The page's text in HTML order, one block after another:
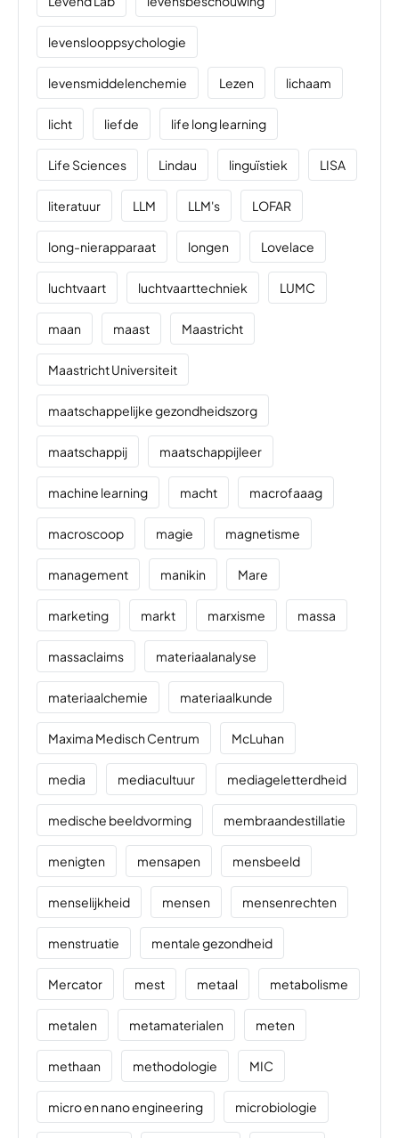
levenslooppsychologie
levensmiddelenchemie Lezen lichaam
licht liefde life long learning
Life Sciences Lindau linguïstiek LISA
literatuur LLM LLM's LOFAR
long-nierapparaat longen Lovelace
luchtvaart luchtvaarttechniek LUMC
maan maast Maastricht
Maastricht Universiteit
maatschappelijke gezondheidszorg
maatschappij maatschappijleer
machine learning macht macrofaaag
macroscoop magie magnetisme
management manikin Mare
marketing markt marxisme massa
massaclaims materiaalanalyse
materiaalchemie materiaalkunde
Maxima Medisch Centrum McLuhan
media mediacultuur mediageletterdheid
medische beeldvorming membraandestillatie
menigten mensapen mensbeeld
menselijkheid mensen mensenrechten
menstruatie mentale gezondheid
Mercator mest metaal metabolisme
metalen metamaterialen meten
methaan methodologie MIC
micro en nano engineering microbiologie